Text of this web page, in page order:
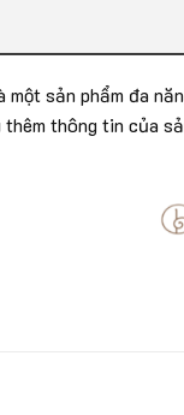
một sản phẩm đa
thông tin của